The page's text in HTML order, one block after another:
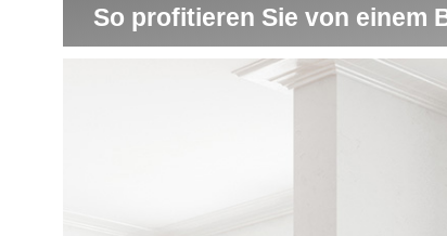
So profitieren Sie von einem